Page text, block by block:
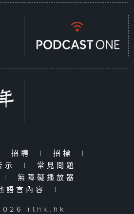
招聘 | 招標
|
示
| 常見問題
|
| 無障礙播放器
|
語言內容
|
rthk.hk